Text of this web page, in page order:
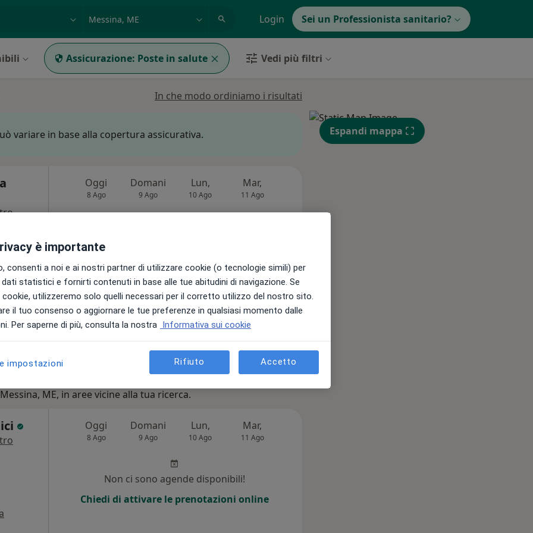
Login Sei un Professionista sanitario?
Assicurazione: Poste in salute Vedi più filtri
In che modo ordiniamo i risultati
variare in base alla copertura assicurativa.
50 €
Oggi
8 Ago
Domani
9 Ago
Lun,
10 Ago
Mar,
11 Ago
ME, in aree vicine alla tua ricerca.
Oggi
8 Ago
Domani
9 Ago
Lun,
10 Ago
Mar,
11 Ago
Non ci sono agende disponibili!
Chiedi di attivare le prenotazioni online
Espandi mappa
è importante
consenti a noi e ai nostri partner di utilizzare cookie (o tecnologie simili) per
statistici e fornirti contenuti in base alle tue abitudini di navigazione. Se
utilizzeremo solo quelli necessari per il corretto utilizzo del nostro sito.
il tuo consenso o aggiornare le tue preferenze in qualsiasi momento dalle
Per saperne di più, consulta la nostra Informativa sui cookie
impostazioni Rifiuto Accetto